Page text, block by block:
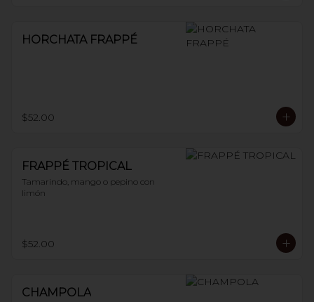
HORCHATA FRAPPÉ
$52.00
FRAPPÉ TROPICAL
Tamarindo, mango o pepino con
limón
$52.00
CHAMPOLA